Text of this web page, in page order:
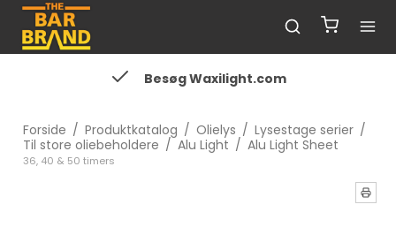
Besøg Waxilight.com
Forside / Produktkatalog / Olielys / Lysestage serier /
Til store oliebeholdere
36, 40 & 50 timers
/ Alu Light / Alu Light Sheet